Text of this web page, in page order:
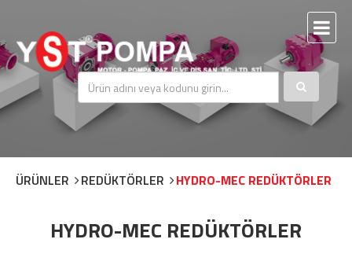
ÜRÜNLER REDÜKTÖRLER HYDRO-MEC REDÜKTÖRLER
HYDRO-MEC REDÜKTÖRLER